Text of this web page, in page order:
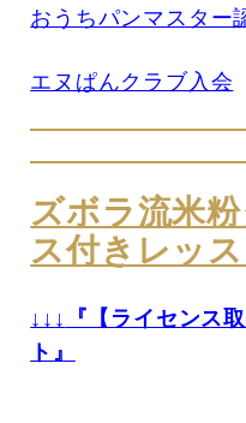
おうちパンマスター
エヌぱんクラブ入会
ズボラ流米
ス付きレッ
↓↓↓
『【ライセンス
ト』